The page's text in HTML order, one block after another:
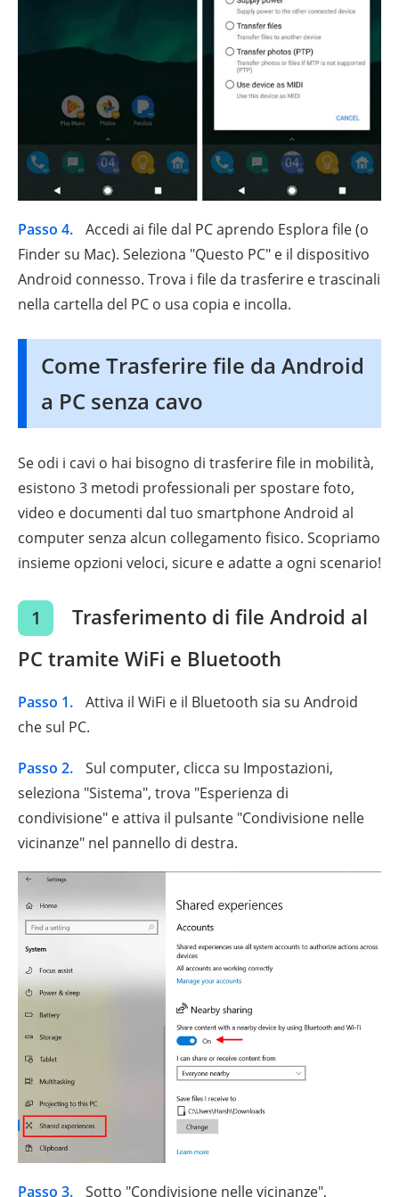
Passo 4.
Accedi ai file dal PC aprendo Esplora file (o
Finder su Mac). Seleziona "Questo PC" e il dispositivo
Android connesso. Trova i file da trasferire e trascinali
nella cartella del PC o usa copia e incolla.
Come Trasferire file da Android
a PC senza cavo
Se odi i cavi o hai bisogno di trasferire file in mobilità,
esistono 3 metodi professionali per spostare foto,
video e documenti dal tuo smartphone Android al
computer senza alcun collegamento fisico. Scopriamo
insieme opzioni veloci, sicure e adatte a ogni scenario!
1
Trasferimento di file Android al
PC tramite WiFi e Bluetooth
Passo 1.
Attiva il WiFi e il Bluetooth sia su Android
che sul PC.
Passo 2.
Sul computer, clicca su Impostazioni,
seleziona "Sistema", trova "Esperienza di
condivisione" e attiva il pulsante "Condivisione nelle
vicinanze" nel pannello di destra.
Passo 3.
Sotto "Condivisione nelle vicinanze",